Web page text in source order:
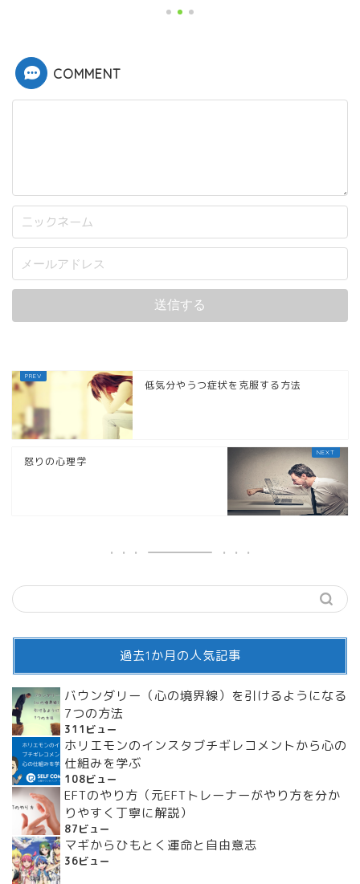
COMMENT
低気分やうつ症状を克服する方法
怒りの心理学
過去1か月の人気記事
バウンダリー（心の境界線）を引けるようになる
7つの方法
311ビュー
ホリエモンのインスタブチギレコメントから心の
仕組みを学ぶ
108ビュー
EFTのやり方（元EFTトレーナーがやり方を分か
りやすく丁寧に解説）
87ビュー
マギからひもとく運命と自由意志
36ビュー